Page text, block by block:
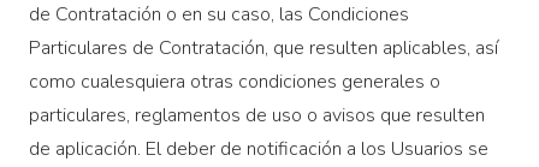
de Contratación o en su caso, las Condiciones
Particulares de Contratación, que resulten aplicables, así
como cualesquiera otras condiciones generales o
particulares, reglamentos de uso o avisos que resulten
de aplicación. El deber de notificación a los Usuarios se